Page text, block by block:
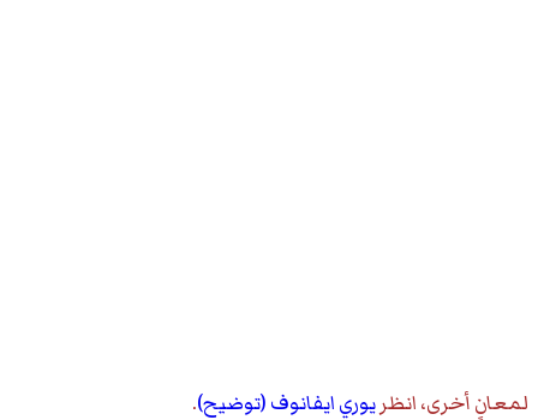
لمعانٍ أخرى، انظريوري ايفانوف (توضيح).